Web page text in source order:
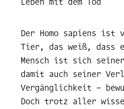
Der Homo sapiens ist
Tier, das weiß, dass
Mensch ist sich
damit auch seiner
Vergänglichkeit –
Doch trotz aller